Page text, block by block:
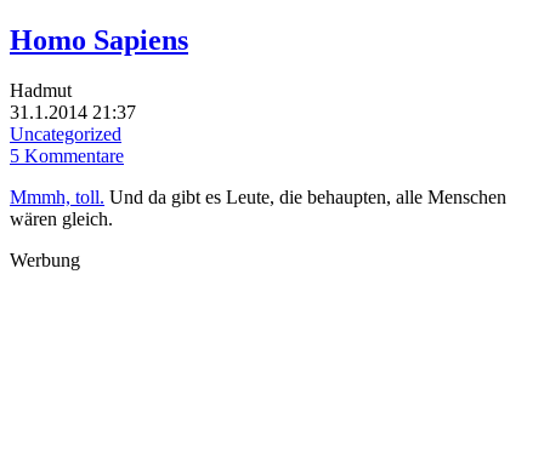
Homo Sapiens
Hadmut
31.1.2014 21:37
Uncategorized
5 Kommentare
Mmmh, toll. Und da gibt es Leute, die behaupten, alle Menschen
wären gleich.
Werbung